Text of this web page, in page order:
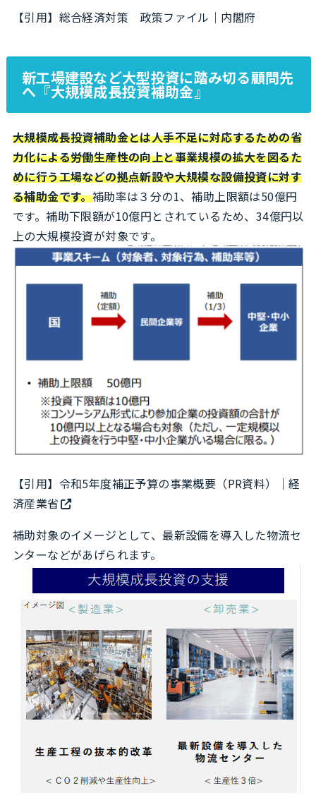
【引用】総合経済対策 政策ファイル｜内閣府
新工場建設など大型投資に踏み切る顧問先
へ『大規模成長投資補助金』
大規模成長投資補助金とは人手不足に対応するための省
力化による労働生産性の向上と事業規模の拡大を図るた
めに行う工場などの拠点新設や大規模な設備投資に対す
る補助金です。補助率は３分の1、補助上限額は50億円
です。補助下限額が10億円とされているため、34億円以
上の大規模投資が対象です。
【引用】 令和5年度補正予算の事業概要（PR資料）｜経
済産業省
補助対象のイメージとして、最新設備を導入した物流セ
ンターなどがあげられます。